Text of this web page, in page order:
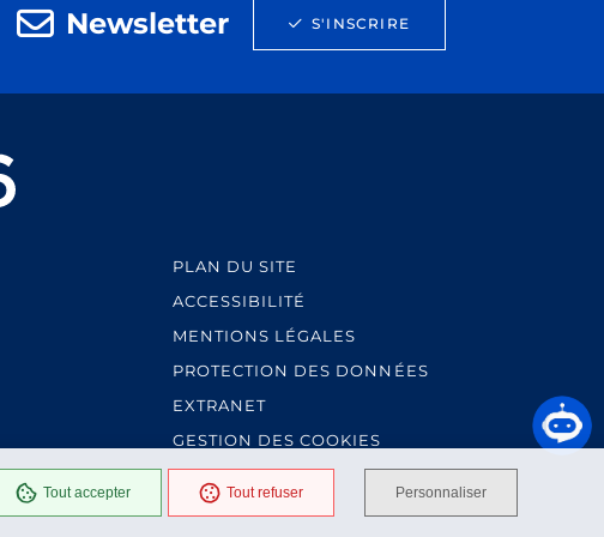
Tout accepter Tout refuser Personnaliser
Newsletter S'INSCRIRE
PLAN DU SITE
ACCESSIBILITÉ
MENTIONS LÉGALES
PROTECTION DES DONNÉES
EXTRANET
GESTION DES COOKIES